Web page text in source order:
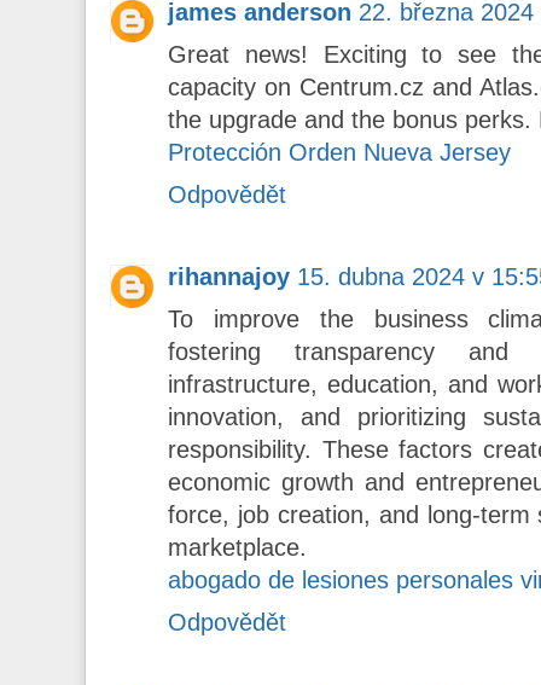
james anderson 22. března 2024
Great news! Exciting to see
capacity on Centrum.cz and
the upgrade and the bonus
Protección Orden Nueva Jersey
Odpovědět
rihannajoy 15. dubna 2024 v
To improve the business
fostering transparency and
infrastructure, education, and
innovation, and prioritizing
responsibility. These factors
economic growth and
force, job creation, and long-
marketplace.
abogado de lesiones personales
Odpovědět